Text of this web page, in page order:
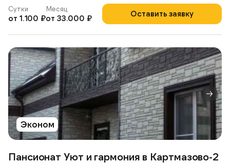
Оставить заявку
Сутки
от 1.100 ₽
Месяц
от 33.000 ₽
Эконом
Пансионат Уют и гармония в Картмазово-2